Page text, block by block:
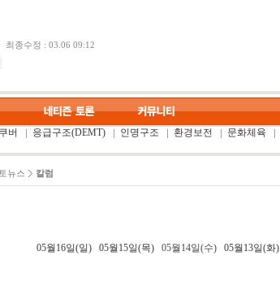
최종수정 : 03.06 09:12
버 응급구조(DEMT) 인명구조 환경보전 문화체육
뉴스 칼럼
05월16일(일) 05월15일(목) 05월14일(수) 05월13일(화)